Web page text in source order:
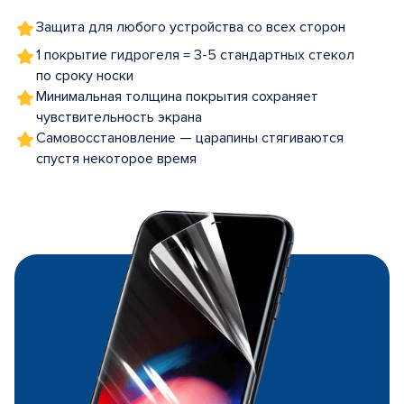
Защита для любого устройства со всех сторон
1 покрытие гидрогеля = 3-5 стандартных стекол
по сроку носки
Минимальная толщина покрытия сохраняет
чувствительность экрана
Самовосстановление — царапины стягиваются
спустя некоторое время